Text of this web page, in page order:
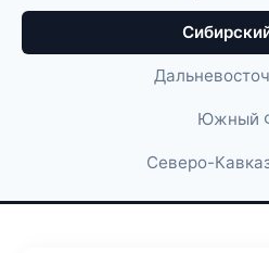
Южный
Северо-